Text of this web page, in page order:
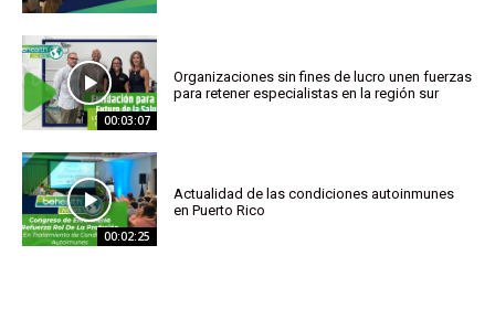
00:03:07
Organizaciones sin fines de lucro unen fuerzas
para retener especialistas en la región sur
00:02:25
Actualidad de las condiciones autoinmunes
en Puerto Rico